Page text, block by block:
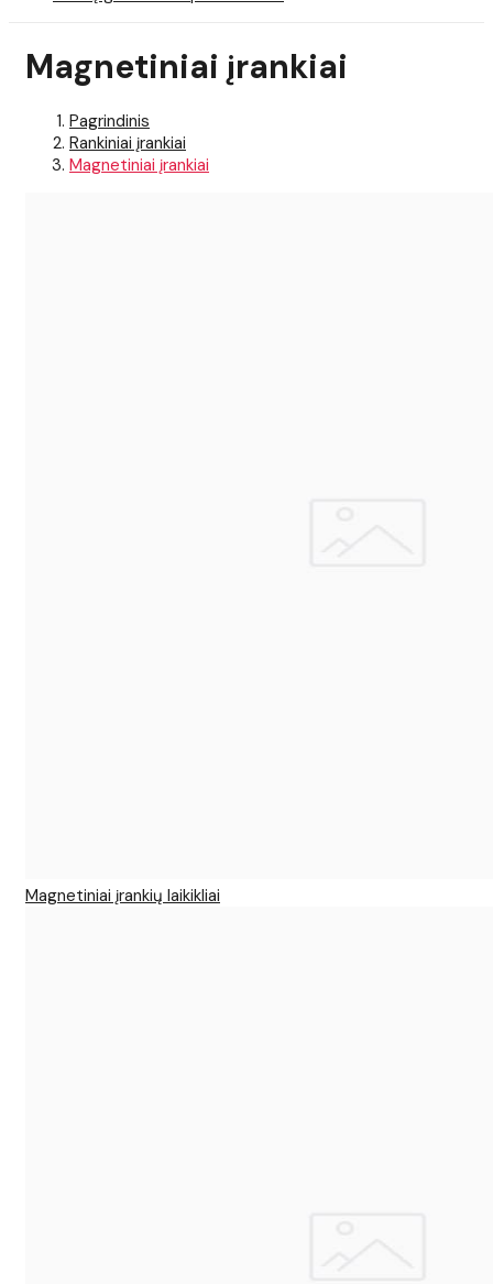
Magnetiniai įrankiai
Pagrindinis
Rankiniai įrankiai
Magnetiniai įrankiai
Magnetiniai įrankių laikikliai